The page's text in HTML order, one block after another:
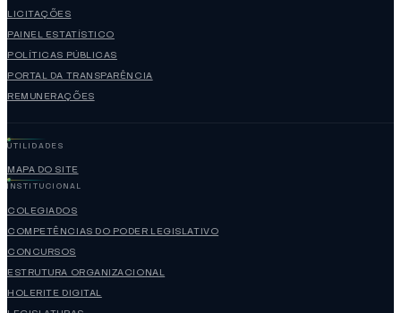
LICITAÇÕES
PAINEL ESTATÍSTICO
POLÍTICAS PÚBLICAS
PORTAL DA TRANSPARÊNCIA
REMUNERAÇÕES
UTILIDADES
MAPA DO SITE
INSTITUCIONAL
COLEGIADOS
COMPETÊNCIAS DO PODER LEGISLATIVO
CONCURSOS
ESTRUTURA ORGANIZACIONAL
HOLERITE DIGITAL